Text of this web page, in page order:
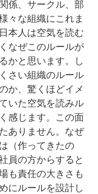
係、サークル、部
々な組織にこれま
本人は空気を読む
なぜこのルールが
かと思います。し
さい組織のルール
か、驚くほどイメ
いた空気を読みル
感じます。この面
ありません。なぜ
（作ってきたの
員の方からすると
も責任の大きさも
にルールを設計し